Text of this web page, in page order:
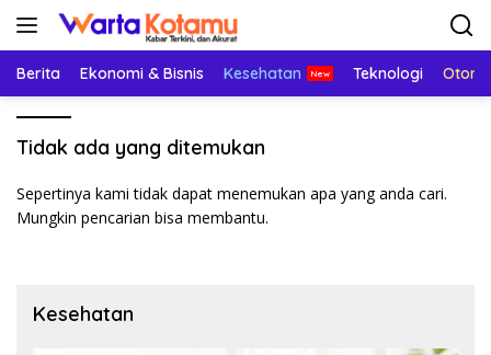
Langsung
Berita Ekonomi & Bisnis Kesehatan Teknologi
Tidak ada yang ditemukan
Sepertinya kami tidak dapat menemukan apa yang anda cari.
Mungkin pencarian bisa membantu.
Kesehatan